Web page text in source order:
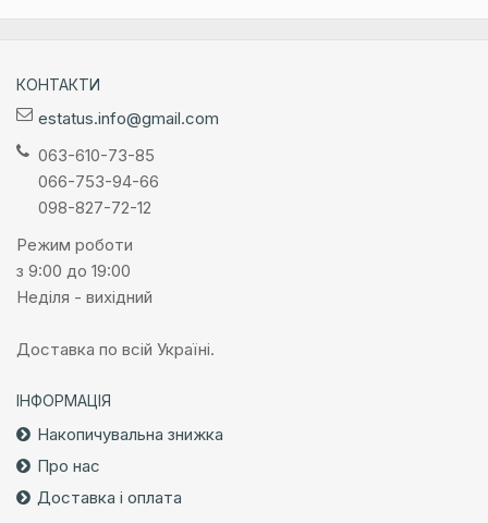
КОНТАКТИ
estatus.info@gmail.com
063-610-73-85
066-753-94-66
098-827-72-12
Режим роботи
з 9:00 до 19:00
Неділя - вихідний
Доставка по всій Україні.
ІНФОРМАЦІЯ
Накопичувальна знижка
Про нас
Доставка і оплата